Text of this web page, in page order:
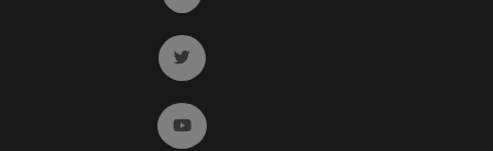
Ir a twitter (abre en ventana nueva)
Ir a YouTube (abre en ventana nueva)